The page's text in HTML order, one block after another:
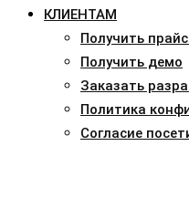
КЛИЕНТАМ
Получить
Получить демо
Заказать
Политика
Согласие